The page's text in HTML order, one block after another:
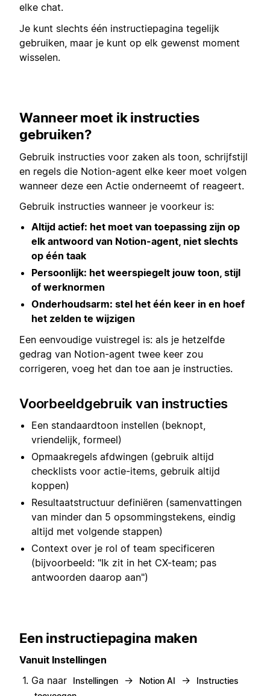
elke chat.
Je kunt slechts één instructiepagina tegelijk
gebruiken, maar je kunt op elk gewenst moment
wisselen.
Wanneer moet ik instructies
gebruiken?
Gebruik instructies voor zaken als toon, schrijfstijl
en regels die Notion-agent elke keer moet volgen
wanneer deze een Actie onderneemt of reageert.
Gebruik instructies wanneer je voorkeur is:
Altijd actief: het moet van toepassing zijn op
elk antwoord van Notion-agent, niet slechts
op één taak
Persoonlijk: het weerspiegelt jouw toon, stijl
of werknormen
Onderhoudsarm: stel het één keer in en hoef
het zelden te wijzigen
Een eenvoudige vuistregel is: als je hetzelfde
gedrag van Notion-agent twee keer zou
corrigeren, voeg het dan toe aan je instructies.
Voorbeeldgebruik van instructies
Een standaardtoon instellen (beknopt,
vriendelijk, formeel)
Opmaakregels afdwingen (gebruik altijd
checklists voor actie-items, gebruik altijd
koppen)
Resultaatstructuur definiëren (samenvattingen
van minder dan 5 opsommingstekens, eindig
altijd met volgende stappen)
Context over je rol of team specificeren
(bijvoorbeeld: "Ik zit in het CX-team; pas
antwoorden daarop aan")
Een instructiepagina maken
Vanuit Instellingen
Ga naar
Instellingen → Notion AI →
Instructies